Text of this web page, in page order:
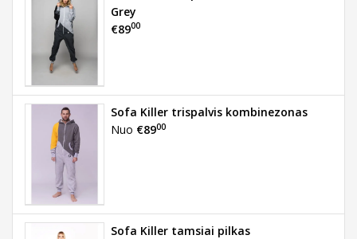
Grey
€8900
Sofa Killer trispalvis kombinezonas
Nuo €8900
Sofa Killer tamsiai pilkas